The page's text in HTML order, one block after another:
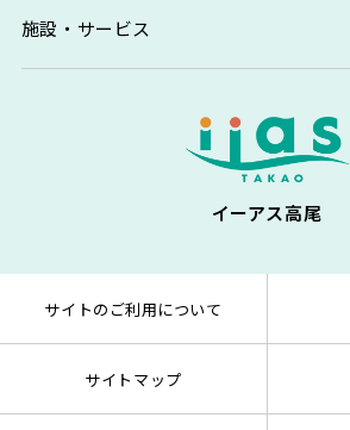
施設・サービス
イーアス高尾
サイトのご利用について
サイトマップ